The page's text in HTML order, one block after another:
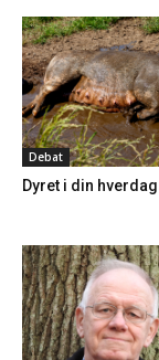
Debat
Dyret i din hverdag